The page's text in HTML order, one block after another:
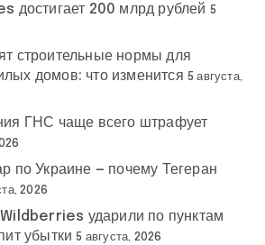
достигает 200 млрд рублей 5
строительные нормы для
домов: что изменится 5 августа,
ГНС чаще всего штрафует
по Украине — почему Тегеран
2026
ударили по пунктам
убытки 5 августа, 2026